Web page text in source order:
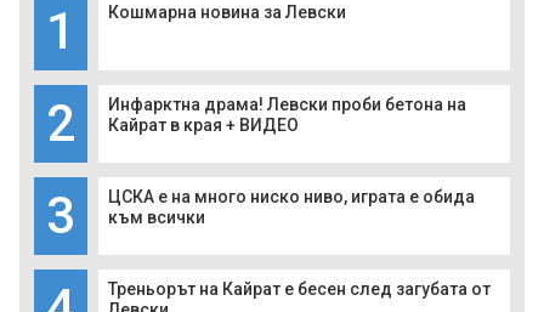
1 Кошмарна новина за Левски
2
Инфарктна драма! Левски проби бетона на
Кайрат в края + ВИДЕО
3
ЦСКА е на много ниско ниво, играта е обида
към всички
Треньорът на Кайрат е бесен след загубата от